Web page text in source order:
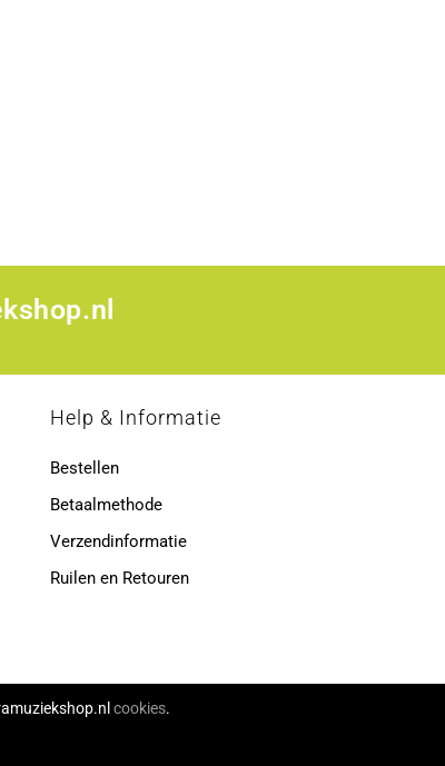
Help & Informatie
Bestellen
Betaalmethode
Verzendinformatie
Ruilen en Retouren
cookies.